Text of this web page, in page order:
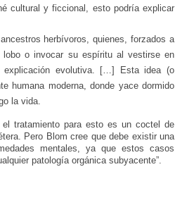
cultural y ficcional, esto podría explicar
herbívoros, quienes, forzados a
lobo o invocar su espíritu al vestirse en
evolutiva. […] Esta idea (o
humana moderna, donde yace dormido
la vida.
el tratamiento para esto es un coctel de
Pero Blom cree que debe existir una
mentales, ya que estos casos
patología orgánica subyacente”.